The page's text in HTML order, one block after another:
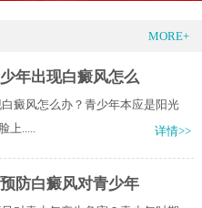
MORE+
年出现白癜风怎么
癜风怎么办？青少年本应是阳光
上.....
详情>>
防白癜风对青少年